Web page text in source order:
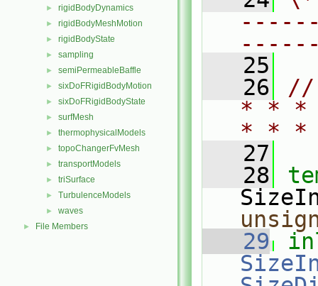
► rigidBodyDynamics
► rigidBodyMeshMotion
► rigidBodyState
► sampling
► semiPermeableBaffle
► sixDoFRigidBodyMotion
► sixDoFRigidBodyState
► surfMesh
► thermophysicalModels
► topoChangerFvMesh
► transportModels
► triSurface
► TurbulenceModels
► waves
► File Members
   25
   26
//
* * *
* *
   27
   28
   29